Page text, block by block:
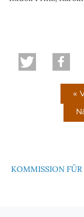
«
KOMMISSION